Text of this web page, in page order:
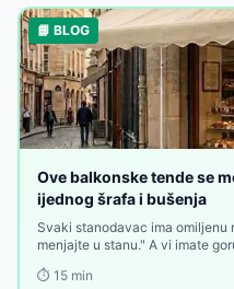
📘 BLOG
Ove balkonske tende se
ijednog šrafa i bušenja
Svaki stanodavac ima omiljenu
menjajte u stanu." A vi imate
privatnosti, bez zaštite.
⏱️ 15 min